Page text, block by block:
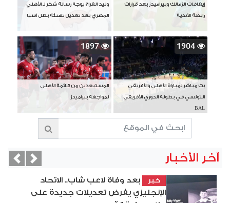
إيقافات الزمالك وبيراميدز بعد قرارات
رابطة الأندية
وليد الفراج يوجه رسالة شكر لـ الأهلي
المصري بعد تعديل تهنئة بطل آسيا
1904
بث مباشر لمباراة الأهلي والأفريقي
التونسي في بطولة الدوري الأفريقي
BAL
1897
المستبعدين من قائمة الأهلي
لمواجهة بيراميدز
آخر الأخبار
خبر
بعد وفاة لاعب شاب.. الاتحاد
الإنجليزي يفرض تعديلات جديدة على
Next